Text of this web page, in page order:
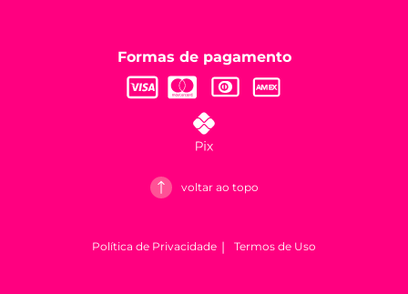
Formas de pagamento
voltar ao topo
Política de Privacidade Termos de Uso